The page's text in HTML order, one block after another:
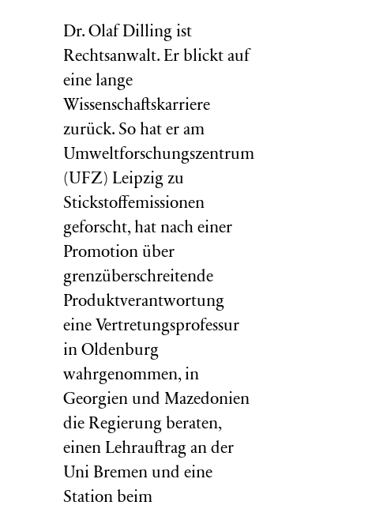
Dr. Olaf Dilling ist
Rechtsanwalt. Er blickt auf
eine lange
Wissenschaftskarriere
zurück. So hat er am
Umweltforschungszentrum
(UFZ) Leipzig zu
Stickstoffemissionen
geforscht, hat nach einer
Promotion über
grenzüberschreitende
Produktverantwortung
eine Vertretungsprofessur
in Oldenburg
wahrgenommen, in
Georgien und Mazedonien
die Regierung beraten,
einen Lehrauftrag an der
Uni Bremen und eine
Station beim